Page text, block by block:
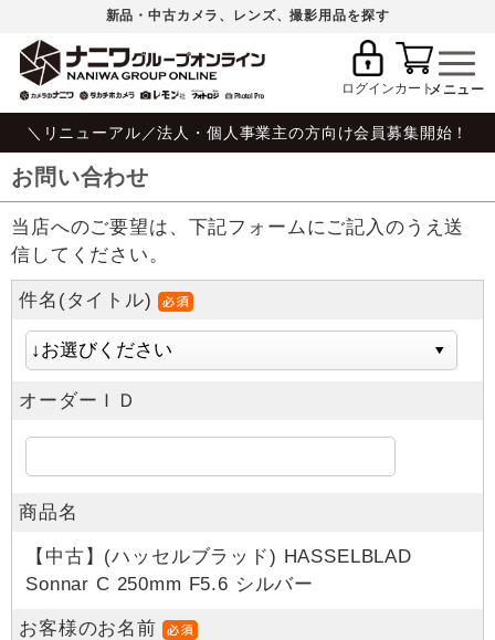
新品・中古カメラ、レンズ、撮影用品を探す
ログインカート
＼リニューアル／法人・個人事業主の方向け会員募集開始！
お問い合わせ
当店へのご要望は、下記フォームにご記入のうえ送
信してください。
件名(タイトル)
オーダーＩＤ
商品名
【中古】(ハッセルブラッド) HASSELBLAD
Sonnar C 250mm F5.6 シルバー
お客様のお名前